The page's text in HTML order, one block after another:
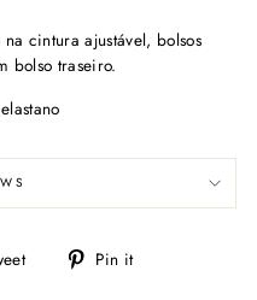
cintura ajustável, bolsos
bolso traseiro.
Tweet Pin it